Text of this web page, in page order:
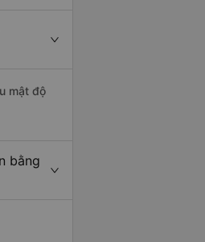
mật độ
bằng